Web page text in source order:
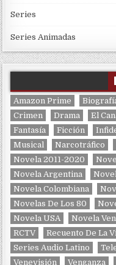
Series
Series Animadas
Amazon Prime
Crimen
Drama El
Fantasía
Ficción
Musical
Narcotráfico
Novela 2011-2020
Novela Argentina
Novela Colombiana
Novelas De Los 80
Novela USA
Novela
RCTV
Recuento De La
Series Audio Latino
Venevisión
Venganza